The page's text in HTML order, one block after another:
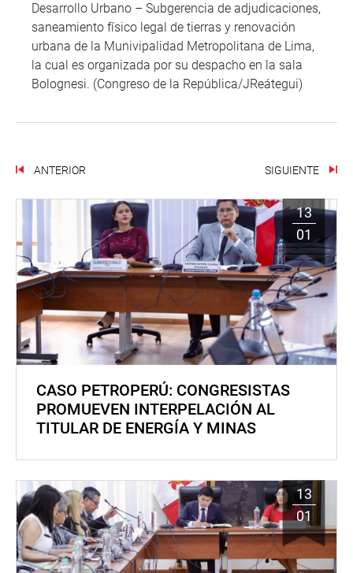
Desarrollo Urbano – Subgerencia de adjudicaciones,
saneamiento físico legal de tierras y renovación
urbana de la Munivipalidad Metropolitana de Lima,
la cual es organizada por su despacho en la sala
Bolognesi. (Congreso de la República/JReátegui)
ANTERIOR SIGUIENTE
13
01
CASO PETROPERÚ: CONGRESISTAS
PROMUEVEN INTERPELACIÓN AL
TITULAR DE ENERGÍA Y MINAS
13
01